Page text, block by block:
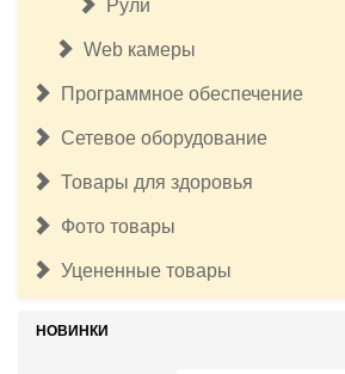
Рули
Web камеры
Программное обеспечение
Сетевое оборудование
Товары для здоровья
Фото товары
Уцененные товары
НОВИНКИ